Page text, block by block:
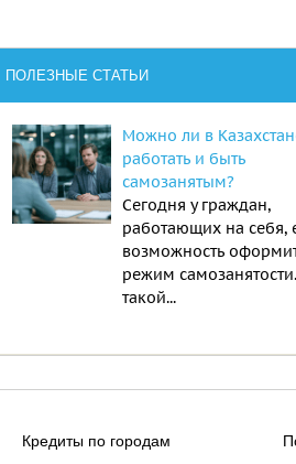
ПОЛЕЗНЫЕ СТАТЬИ
Можно ли в
работать и быть
самозанятым?
Сегодня у граждан,
работающих на себя,
возможность
режим
такой...
Кредиты по городам